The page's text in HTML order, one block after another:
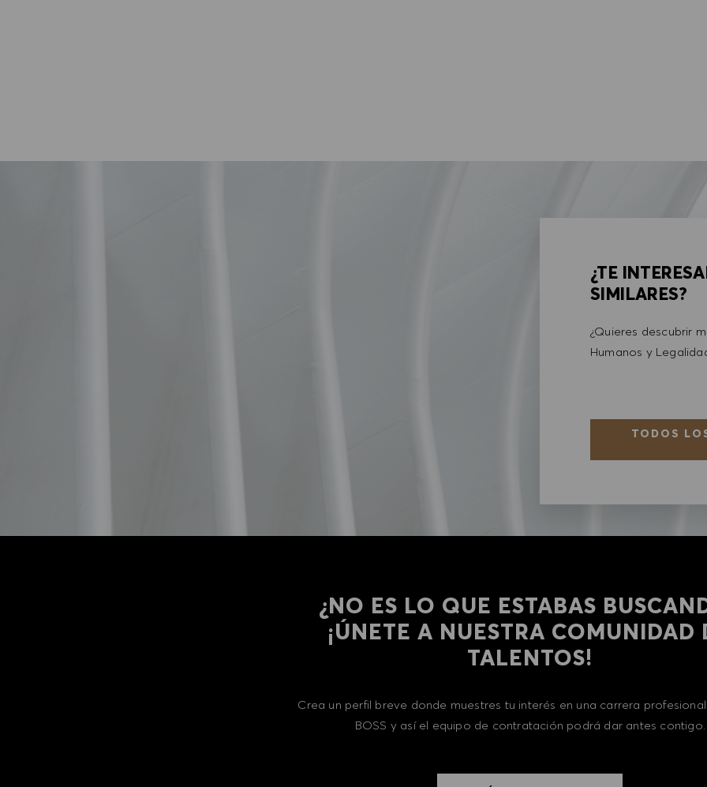
¿TE
SIMILARES?
¿Quieres descubrir
Humanos y
TODOS
¿NO ES LO QUE ESTABAS
​​​​​​​¡ÚNETE A NUESTRA COMUNIDAD
TALENTOS!
Crea un perfil breve donde muestres tu interés en una carrera
BOSS y así el equipo de contratación podrá dar antes contigo.